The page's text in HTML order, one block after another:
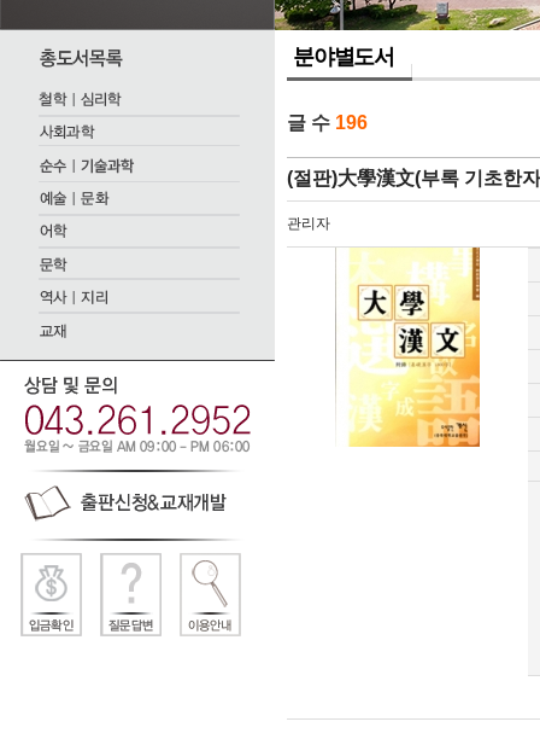
분야별도서
글 수 196
(절판)大學漢文(부록 기초한
관리자